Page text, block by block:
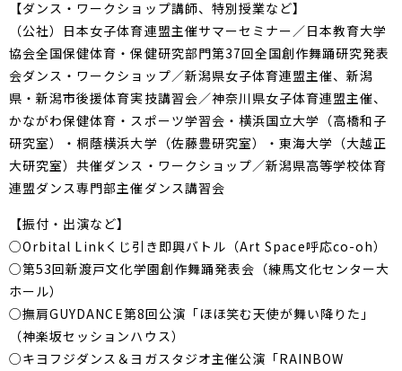
【ダンス・ワークショップ講師、特別授業など】
（公社）日本女子体育連盟主催サマーセミナー／日本教育大学
協会全国保健体育・保健研究部門第37回全国創作舞踊研究発表
会ダンス・ワークショップ／新潟県女子体育連盟主催、新潟
県・新潟市後援体育実技講習会／神奈川県女子体育連盟主催、
かながわ保健体育・スポーツ学習会・横浜国立大学（高橋和子
研究室）・桐蔭横浜大学（佐藤豊研究室）・東海大学（大越正
大研究室）共催ダンス・ワークショップ／新潟県高等学校体育
連盟ダンス専門部主催ダンス講習会
【振付・出演など】
○Orbital Linkくじ引き即興バトル（Art Space呼応co-oh）
○第53回新渡戸文化学園創作舞踊発表会（練馬文化センター大
ホール）
○撫肩GUYDANCE第8回公演「ほほ笑む天使が舞い降りた」
（神楽坂セッションハウス）
○キヨフジダンス＆ヨガスタジオ主催公演「RAINBOW